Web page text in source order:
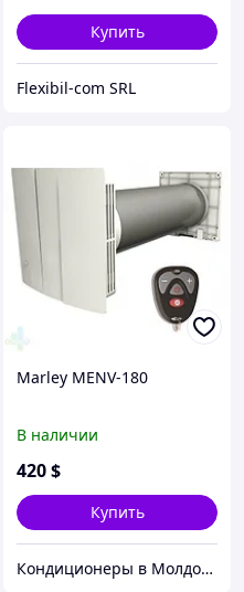
Купить
Flexibil-com SRL
Marley MENV-180
В наличии
420$
Купить
Кондиционеры в Молдове